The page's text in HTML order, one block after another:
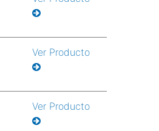
Ver Producto
Ver Producto